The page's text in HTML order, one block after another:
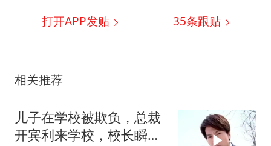
打开APP发贴 35条跟贴
相关推荐
儿子在学校被欺负，总裁
开宾利来学校，校长瞬间